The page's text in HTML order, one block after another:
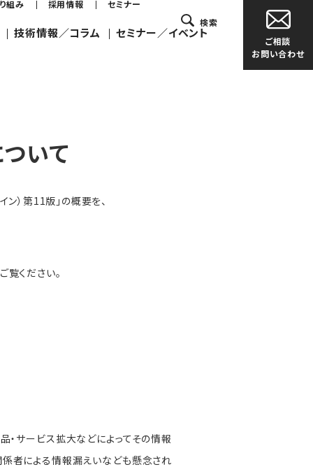
組み 採用情報 セミナー
技術情報／コラム セミナー／イベント
検索
ご相談
お問い合わせ
いて
）第11版」の概要を、
ください。
サービス拡大などによってその情報
係者による情報漏えいなども懸念され